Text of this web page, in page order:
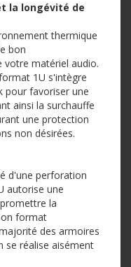
la longévité de
thermique
bon
matériel audio.
1U s'intègre
pour favoriser une
ainsi la surchauffe
une protection
non désirées.
d'une perforation
autorise une
la
format
des armoires
se réalise aisément